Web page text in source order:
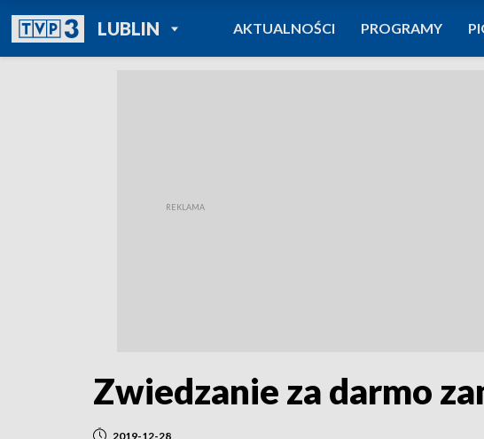
LUBLINPOWRÓT DO
TVP REGIONY
AKTUALNOŚCI PROGRAMY
Zwiedzanie za darmo
2019-12-28